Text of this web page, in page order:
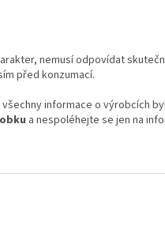
nemusí odpovídat
před konzumací.
informace o výrobcích
a nespoléhejte se jen na